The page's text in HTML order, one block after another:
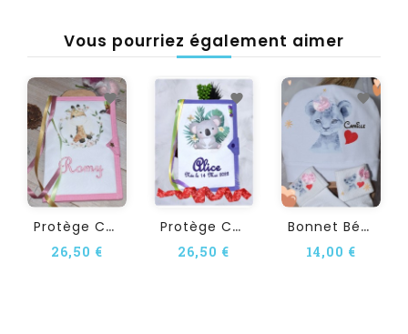
Vous pourriez également aimer
P
Rotège Carnet De Santé...
26,50 €
P
Rotège Carnet De Santé...
26,50 €
B
Onnet Bébé Personnalisé...
14,00 €